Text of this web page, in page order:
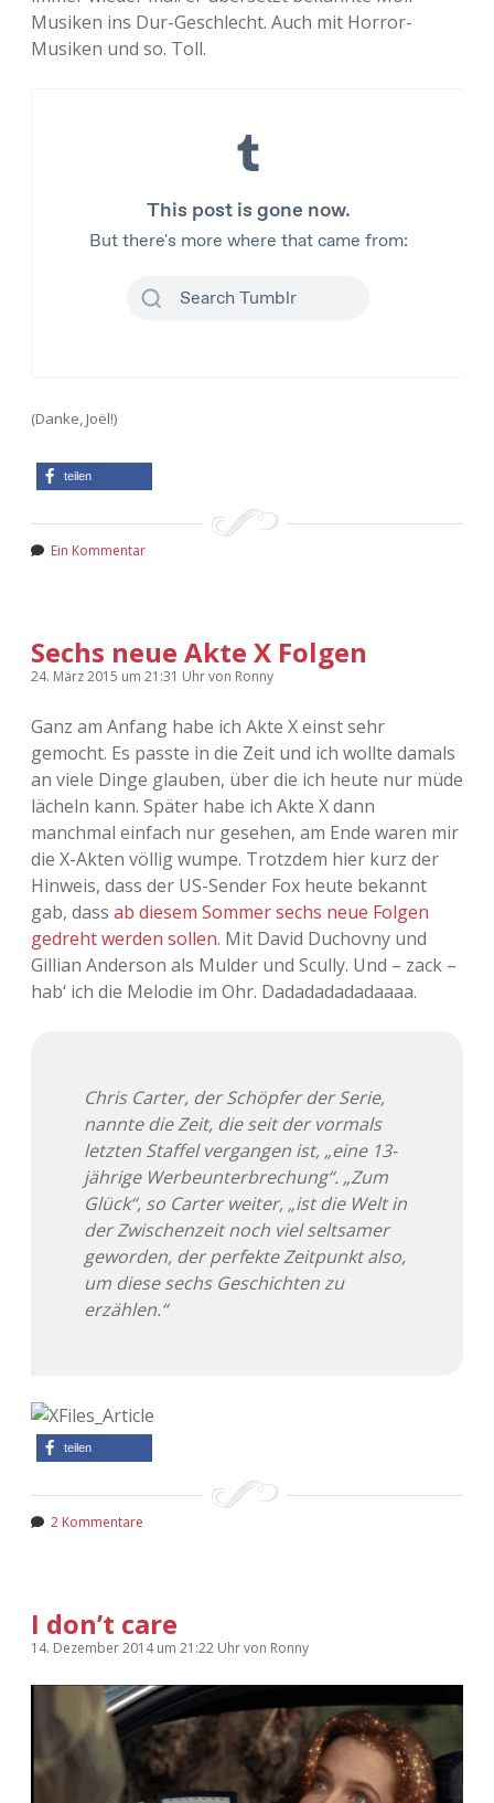
Musiken ins Dur-Geschlecht. Auch mit Horror-
Musiken und so. Toll.
(Danke, Joël!)
teilen
Ein Kommentar
Sechs neue Akte X Folgen
24. März 2015 um 21:31 Uhrvon Ronny
Ganz am Anfang habe ich Akte X einst sehr
gemocht. Es passte in die Zeit und ich wollte damals
an viele Dinge glauben, über die ich heute nur müde
lächeln kann. Später habe ich Akte X dann
manchmal einfach nur gesehen, am Ende waren mir
die X-Akten völlig wumpe. Trotzdem hier kurz der
Hinweis, dass der US-Sender Fox heute bekannt
gab, dass ab diesem Sommer sechs neue Folgen
gedreht werden sollen. Mit David Duchovny und
Gillian Anderson als Mulder und Scully. Und – zack –
hab‘ ich die Melodie im Ohr. Dadadadadadaaaa.
Chris Carter, der Schöpfer der Serie,
nannte die Zeit, die seit der vormals
letzten Staffel vergangen ist, „eine 13-
jährige Werbeunterbrechung“. „Zum
Glück“, so Carter weiter, „ist die Welt in
der Zwischenzeit noch viel seltsamer
geworden, der perfekte Zeitpunkt also,
um diese sechs Geschichten zu
erzählen.“
teilen
2 Kommentare
I don’t care
14. Dezember 2014um 21:22 Uhrvon Ronny